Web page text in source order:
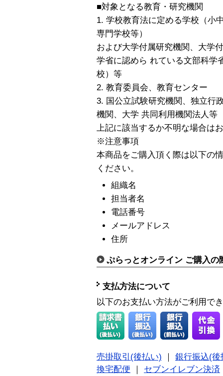
■対象となる教育・研究機関
1. 学校教育法に定める学校（小
専門学校等）
および大学付属研究機関、大学
学省に認めら れている文部科学
校）等
2. 教育委員会、教育センター
3. 国公立試験研究機関、独立行
機関、大学 共同利用機関法人等
上記に該当するか不明な場合は
※注意事項
本商品をご購入頂く際は以下の
ください。
組織名
担当者名
電話番号
メールアドレス
住所
ぷらっとオンライン ご購入の
支払方法について
以下のお支払い方法がご利用で
売掛取引(後払い) ｜ 銀行振込(後
換宅配便 ｜ セブンイレブン決済